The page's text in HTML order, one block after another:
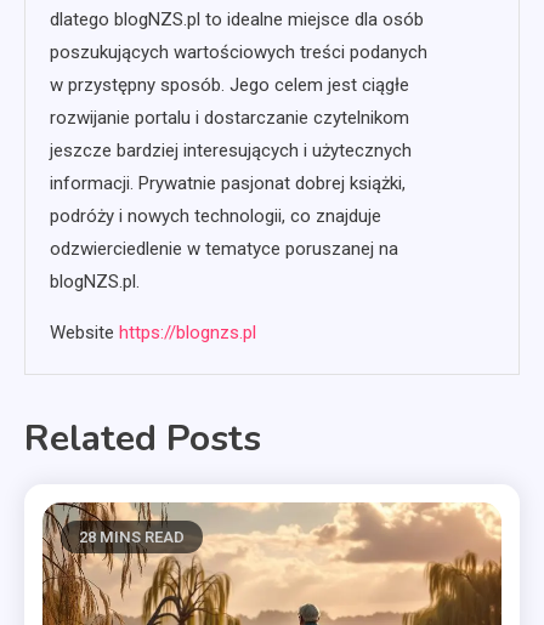
dlatego blogNZS.pl to idealne miejsce dla osób
poszukujących wartościowych treści podanych
w przystępny sposób. Jego celem jest ciągłe
rozwijanie portalu i dostarczanie czytelnikom
jeszcze bardziej interesujących i użytecznych
informacji. Prywatnie pasjonat dobrej książki,
podróży i nowych technologii, co znajduje
odzwierciedlenie w tematyce poruszanej na
blogNZS.pl.
Website https://blognzs.pl
Related Posts
28 MINS READ